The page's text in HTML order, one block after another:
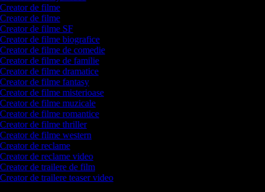
de filme
de filme
de filme SF
de filme biografice
de filme de comedie
de filme de familie
de filme dramatice
de filme fantasy
de filme misterioase
de filme muzicale
de filme romantice
de filme thriller
de filme western
de reclame
de reclame video
de trailere de film
de trailere teaser video